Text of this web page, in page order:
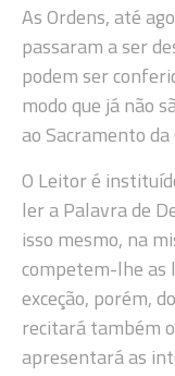
As Ordens, até
passaram a ser
podem ser
modo que já não
ao Sacramento da
O Leitor é
ler a Palavra de
isso mesmo, na
competem-lhe as
exceção, porém,
recitará também
apresentará as